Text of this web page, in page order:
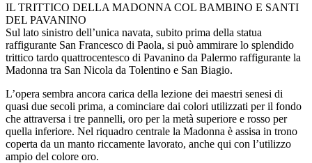
IL TRITTICO DELLA MADONNA COL BAMBINO E SANTI
DEL PAVANINO
Sul lato sinistro dell’unica navata, subito prima della statua
raffigurante San Francesco di Paola, si può ammirare lo splendido
trittico tardo quattrocentesco di Pavanino da Palermo raffigurante la
Madonna tra San Nicola da Tolentino e San Biagio.
L’opera sembra ancora carica della lezione dei maestri senesi di
quasi due secoli prima, a cominciare dai colori utilizzati per il fondo
che attraversa i tre pannelli, oro per la metà superiore e rosso per
quella inferiore. Nel riquadro centrale la Madonna è assisa in trono
coperta da un manto riccamente lavorato, anche qui con l’utilizzo
ampio del colore oro.